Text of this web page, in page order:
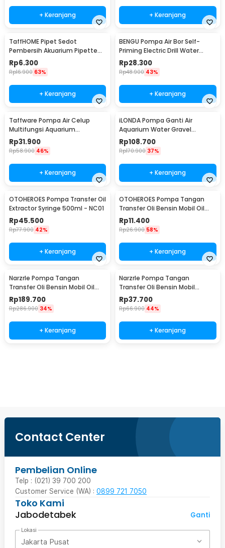
+ Keranjang + Keranjang
TaffHOME Pipet Sedot
Pembersih Akuarium Pipette
Siphone Pump 30ml - NC03
Rp6.300
Rp16.900 63%
+ Keranjang
BENGU Pompa Air Bor Self-
Priming Electric Drill Water
Pump - JET101
Rp28.300
Rp48.900 43%
+ Keranjang
Taffware Pompa Air Celup
Multifungsi Aquarium
Submersible Pump 9V 3W -
1020
Rp31.900
Rp58.900 46%
+ Keranjang
iLONDA Pompa Ganti Air
Aquarium Water Gravel
Cleaner Pump 520L/H - L68
Rp108.700
Rp170.900 37%
+ Keranjang
OTOHEROES Pompa Transfer Oil
Extractor Syringe 500ml - NC01
Rp45.500
Rp77.900 42%
+ Keranjang
OTOHEROES Pompa Tangan
Transfer Oli Bensin Mobil Oil
Extractor Selang 1M - NC02
Rp11.400
Rp26.900 58%
+ Keranjang
NarzrIe Pompa Tangan
Transfer Oli Bensin Mobil Oil
Extractor 1.5L - NC03
Rp189.700
Rp286.900 34%
+ Keranjang
NarzrIe Pompa Tangan
Transfer Oli Bensin Mobil
Extractor 200ml - NC25
Rp37.700
Rp66.900 44%
+ Keranjang
Contact Center
Pembelian Online
Telp : (021) 39 700 200
Customer Service (WA) : 0899 721 7050
Toko Kami
Jabodetabek
Ganti
Lokasi
Jakarta Pusat